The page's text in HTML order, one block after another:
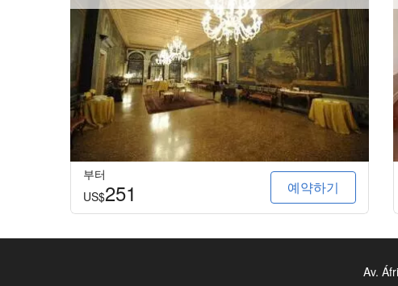
부터
US$251 예약하기
Av.